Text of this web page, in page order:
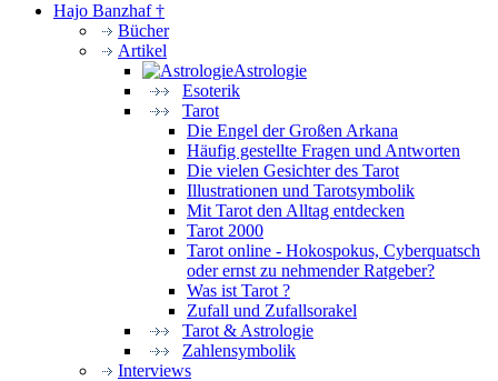
Hajo Banzhaf †
Bücher
Artikel
Astrologie
Esoterik
Tarot
Die Engel der Großen Arkana
Häufig gestellte Fragen und Antworten
Die vielen Gesichter des Tarot
Illustrationen und Tarotsymbolik
Mit Tarot den Alltag entdecken
Tarot 2000
Tarot online - Hokospokus, Cyberquatsch
oder ernst zu nehmender Ratgeber?
Was ist Tarot ?
Zufall und Zufallsorakel
Tarot & Astrologie
Zahlensymbolik
Interviews